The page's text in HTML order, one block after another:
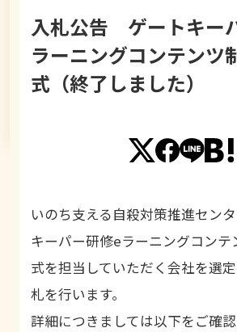
入札公告 ゲートキー
ラーニングコンテンツ
式（終了しました）
いのち支える自殺対策推進セン
キーパー研修eラーニングコンテ
式を担当していただく会社を選
札を行います。
詳細につきましては以下をご確認